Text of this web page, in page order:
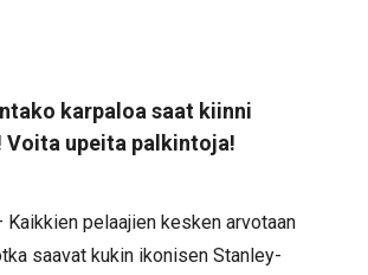
karpaloa saat kiinni
Voita upeita palkintoja!
Kaikkien pelaajien kesken arvotaan
saavat kukin ikonisen Stanley-